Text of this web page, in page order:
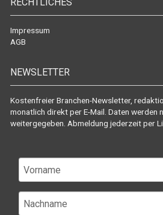
Impressum
AGB
NEWSLETTER
Kostenfreier Branchen-Newsletter,
monatlich direkt per E-Mail. Daten werden
weitergegeben. Abmeldung jederzeit per